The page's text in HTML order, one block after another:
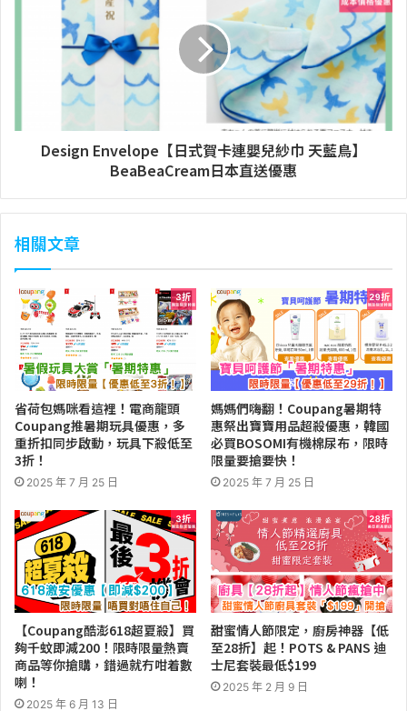
Design Envelope【日式賀卡連嬰兒紗巾 天藍鳥】
BeaBeaCream日本直送優惠
相關文章
省荷包媽咪看這裡！電商龍頭
Coupang推暑期玩具優惠，多
重折扣同步啟動，玩具下殺低至
3折！
2025 年 7 月 25 日
媽媽們嗨翻！Coupang暑期特
惠祭出寶寶用品超殺優惠，韓國
必買BOSOMI有機棉尿布，限時
限量要搶要快！
2025 年 7 月 25 日
【Coupang酷澎618超夏殺】買
夠千蚊即減200！限時限量熱賣
商品等你搶購，錯過就冇咁着數
喇！
2025 年 6 月 13 日
甜蜜情人節限定，廚房神器【低
至28折】起！POTS & PANS 迪
士尼套裝最低$199
2025 年 2 月 9 日